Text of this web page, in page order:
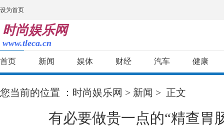
设为首页
时尚娱乐网
www.tleca.cn
首页 新闻 娱体 财经 汽车 健康
您当前的位置 ： 时尚娱乐网 > 新闻 > 正文
有必要做贵一点的“精查胃